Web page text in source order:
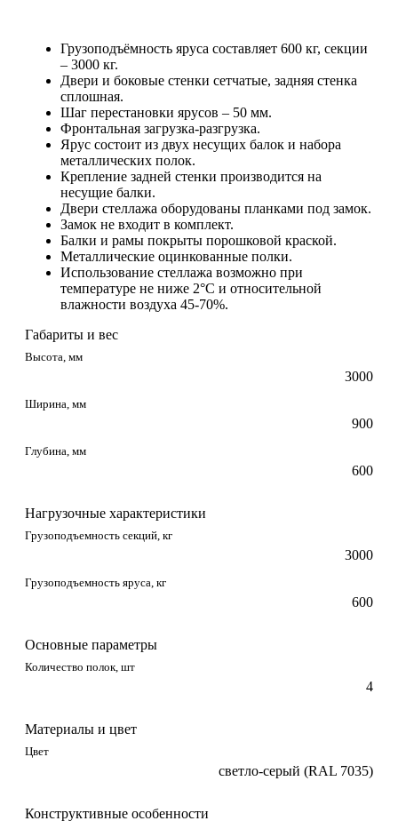
Грузоподъёмность яруса составляет 600 кг, секции
– 3000 кг.
Двери и боковые стенки сетчатые, задняя стенка
сплошная.
Шаг перестановки ярусов – 50 мм.
Фронтальная загрузка-разгрузка.
Ярус состоит из двух несущих балок и набора
металлических полок.
Крепление задней стенки производится на
несущие балки.
Двери стеллажа оборудованы планками под замок.
Замок не входит в комплект.
Балки и рамы покрыты порошковой краской.
Металлические оцинкованные полки.
Использование стеллажа возможно при
температуре не ниже 2°С и относительной
влажности воздуха 45-70%.
Габариты и вес
Высота, мм
3000
Ширина, мм
900
Глубина, мм
600
Нагрузочные характеристики
Грузоподъемность секций, кг
3000
Грузоподъемность яруса, кг
600
Основные параметры
Количество полок, шт
4
Материалы и цвет
Цвет
светло-серый (RAL 7035)
Конструктивные особенности